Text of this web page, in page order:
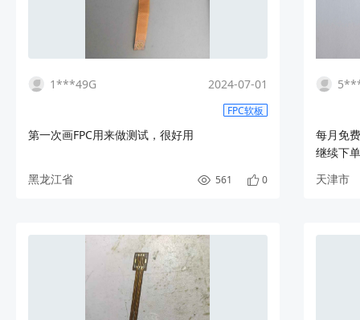
1***49G 2024-07-01
FPC软板
第一次画FPC用来做测试，很好用
黑龙江省 561 0
每月免
继续下
天津市